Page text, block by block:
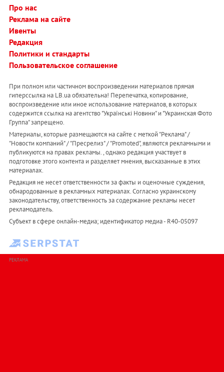
Про нас
Реклама на сайте
Ивенты
Редакция
Политики и стандарты
Пользовательское соглашение
При полном или частичном воспроизведении материалов прямая
гиперссылка на LB.ua обязательна! Перепечатка, копирование,
воспроизведение или иное использование материалов, в которых
содержится ссылка на агентство "Українськi Новини" и "Украинская Фото
Группа" запрещено.
Материалы, которые размещаются на сайте с меткой "Реклама" /
"Новости компаний" / "Пресрелиз" / "Promoted", являются рекламными и
публикуются на правах рекламы. , однако редакция участвует в
подготовке этого контента и разделяет мнения, высказанные в этих
материалах.
Редакция не несет ответственности за факты и оценочные суждения,
обнародованные в рекламных материалах. Согласно украинскому
законодательству, ответственность за содержание рекламы несет
рекламодатель.
Субъект в сфере онлайн-медиа; идентификатор медиа - R40-05097
РЕКЛАМА